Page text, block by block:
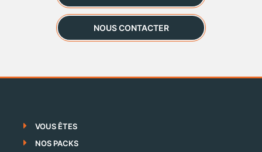
NOUS CONTACTER
VOUS ÊTES
NOS PACKS